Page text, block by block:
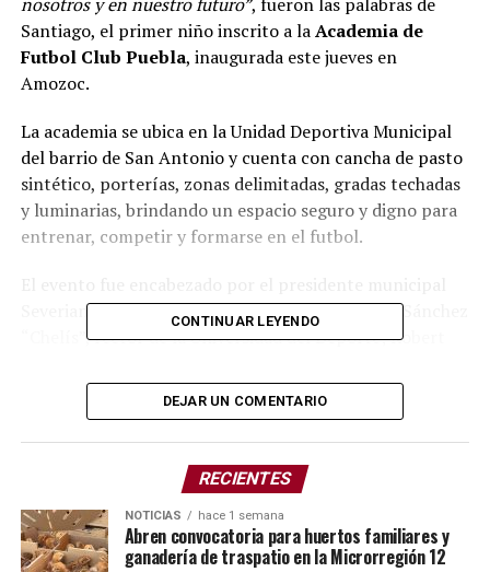
Santiago, el primer niño inscrito a laAcademia de
Futbol Club Puebla, inaugurada este jueves en
Amozoc.
La academia se ubica en la Unidad Deportiva Municipal
del barrio de San Antonio y cuenta con cancha de pasto
sintético, porterías, zonas delimitadas, gradas techadas
y luminarias, brindando un espacio seguro y digno para
entrenar, competir y formarse en el futbol.
Severiano de la Rosa, acompañado por José Luis Sánchez
“Chelís”, rector de la Universidad del Deporte; Robert
subsecretario de Deporte, Mauricio García.
El proyecto prevé recibir a 180 niñas, niños y jóvenes,
con seis categorías que van de los 6 a los 18 años. Para
los más pequeños, de 6 a 9 años, las categorías serán
mixtas; mientras que de 10 a 18 años se dividirán en
rama femenil y varonil.
CONTINUAR LEYENDO
DEJAR UN COMENTARIO
RECIENTES
NOTICIAS hace 1 semana
Abren convocatoria para huertos familiares y
ganadería de traspatio en la Microrregión 12